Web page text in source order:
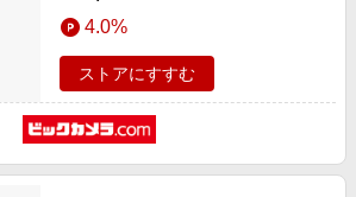
4.0%
ストアにすすむ